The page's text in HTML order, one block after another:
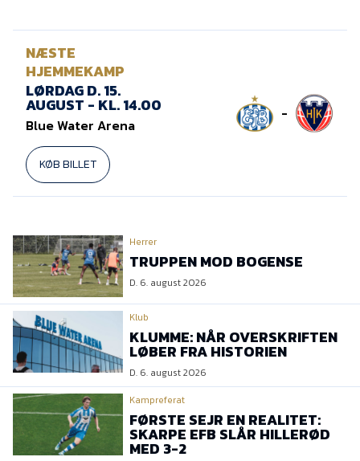
NÆSTE
HJEMMEKAMP
LØRDAG D. 15.
AUGUST - KL. 14.00
Blue Water Arena
KØB BILLET
-
Herrer
TRUPPEN MOD BOGENSE
D. 6. august 2026
Klub
KLUMME: NÅR OVERSKRIFTEN
LØBER FRA HISTORIEN
D. 6. august 2026
Kampreferat
FØRSTE SEJR EN REALITET:
SKARPE EFB SLÅR HILLERØD
MED 3-2